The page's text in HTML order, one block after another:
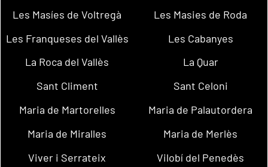
Les Masíes de Voltregà
Les Masies de Roda
Les Franqueses del Vallès
Les Cabanyes
La Roca del Vallès
La Quar
Sant Climent
Sant Celoni
Maria de Martorelles
Maria de Palautordera
Maria de Miralles
Maria de Merlès
Viver i Serrateix
Vilobí del Penedès